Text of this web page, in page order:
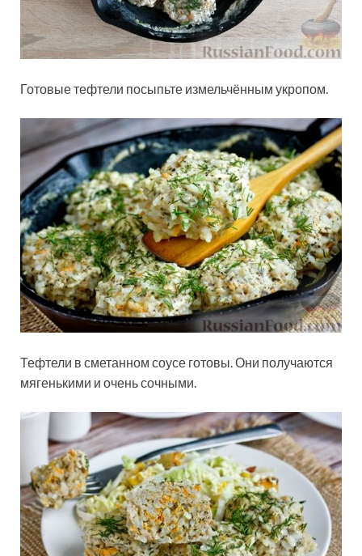
Готовые тефтели посыпьте измельчённым укропом.
Тефтели в сметанном соусе готовы. Они получаются
мягенькими и очень сочными.